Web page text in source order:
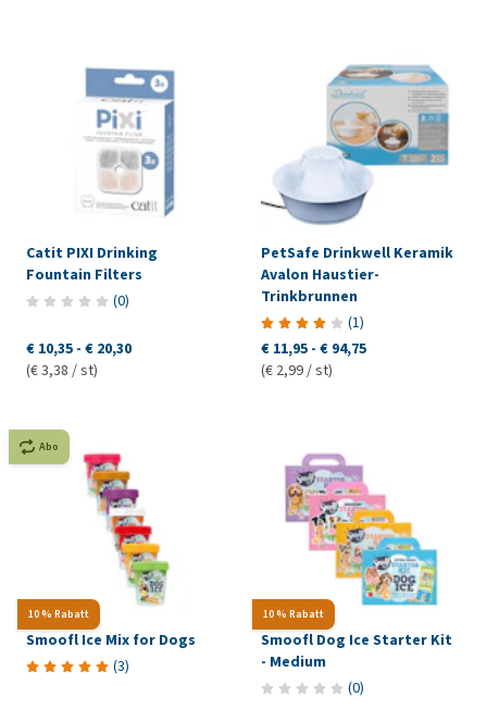
Catit PIXI Drinking
Fountain Filters
(0)
€ 10,35 - € 20,30
(€ 3,38 / st)
PetSafe Drinkwell Keramik
Avalon Haustier-
Trinkbrunnen
(1)
€ 11,95 - € 94,75
(€ 2,99 / st)
10 % Rabatt
Abo
Smoofl Ice Mix for Dogs
(3)
10 % Rabatt
Smoofl Dog Ice Starter Kit
- Medium
(0)